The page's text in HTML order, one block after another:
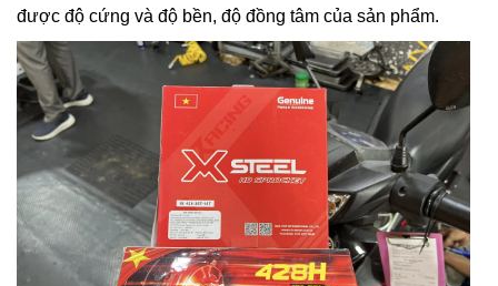
được độ cứng và độ bền, độ đồng tâm của sản phẩm.